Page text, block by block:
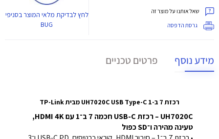
שאל אותנו על מוצר זה
גרסת הדפסה
לחץלבדיקת מלאי המוצר בסניפי
BUG
מידע נוסף פרטים טכניים
רכזת 7 ב-1 UH7020C USB Type-C מבית TP-Link
UH7020C – רכזת USB-C חכמה 7 ב־1 עם HDMI 4K,
טעינה מהירה ו־SD כפול